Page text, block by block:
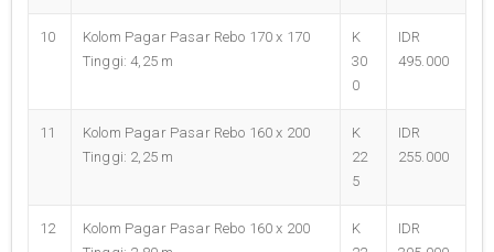
10
Kolom Pagar Pasar Rebo 170 x 170
Tinggi: 4,25 m
K
30
0
IDR
495.000
11
Kolom Pagar Pasar Rebo 160 x 200
Tinggi: 2,25 m
K
22
5
IDR
255.000
12
Kolom Pagar Pasar Rebo 160 x 200
K
IDR